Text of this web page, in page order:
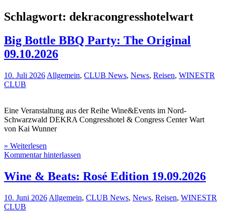
Schlagwort: dekracongresshotelwart
Big Bottle BBQ Party: The Original
09.10.2026
10. Juli 2026 Allgemein, CLUB News, News, Reisen, WINESTR
CLUB
Eine Veranstaltung aus der Reihe Wine&Events im Nord-
Schwarzwald DEKRA Congresshotel & Congress Center Wart
von Kai Wunner
» Weiterlesen
Kommentar hinterlassen
Wine & Beats: Rosé Edition 19.09.2026
10. Juni 2026 Allgemein, CLUB News, News, Reisen, WINESTR
CLUB